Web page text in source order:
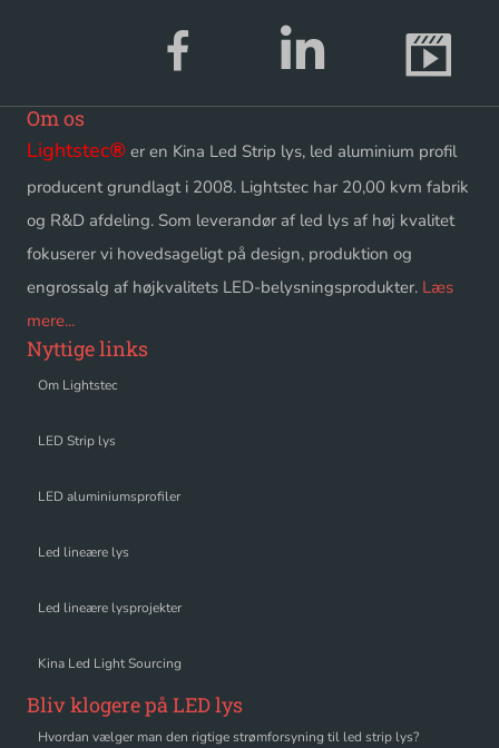
Om os
Lightstec® er en Kina Led Strip lys, led aluminium profil
producent grundlagt i 2008. Lightstec har 20,00 kvm fabrik
og R&D afdeling. Som leverandør af led lys af høj kvalitet
fokuserer vi hovedsageligt på design, produktion og
engrossalg af højkvalitets LED-belysningsprodukter. Læs
mere...
Nyttige links
Om Lightstec
LED Strip lys
LED aluminiumsprofiler
Led lineære lys
Led lineære lysprojekter
Kina Led Light Sourcing
Bliv klogere på LED lys
Hvordan vælger man den rigtige strømforsyning til led strip lys?